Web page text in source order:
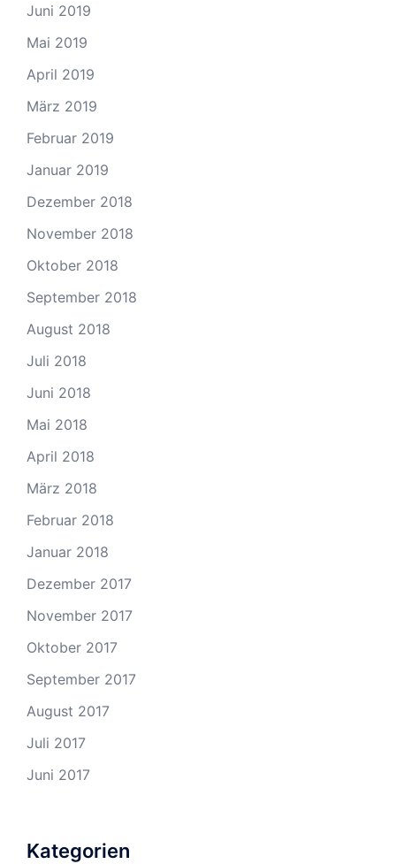
Juni 2019
Mai 2019
April 2019
März 2019
Februar 2019
Januar 2019
Dezember 2018
November 2018
Oktober 2018
September 2018
August 2018
Juli 2018
Juni 2018
Mai 2018
April 2018
März 2018
Februar 2018
Januar 2018
Dezember 2017
November 2017
Oktober 2017
September 2017
August 2017
Juli 2017
Juni 2017
Kategorien